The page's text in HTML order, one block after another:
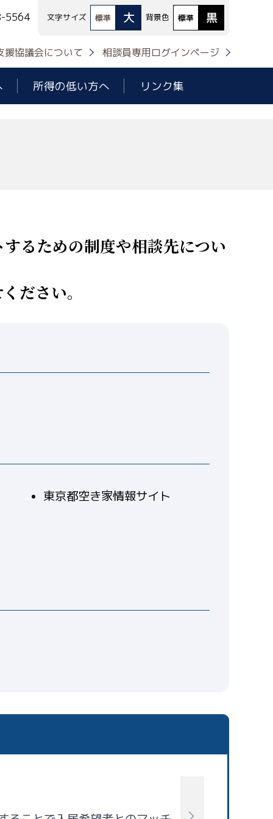
5564 文字サイズ 標準 大 背景色 標準 黒
援協議会について 相談員専用ログインページ
所得の低い方へ リンク集
るための制度や相談先につい
ださい。
東京都空き家情報サイト